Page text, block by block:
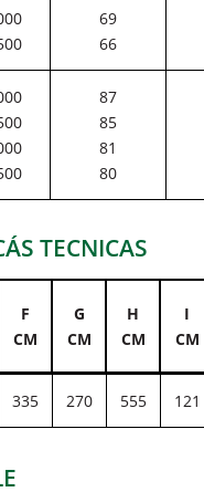
69
66
87
85
81
80
TECNICAS
F
CM
G
CM
H
CM
I
CM
335 270 555 121